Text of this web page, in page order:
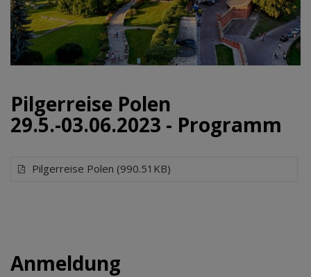
Pilgerreise Polen
29.5.-03.06.2023 - Programm
Pilgerreise Polen (990.51KB)
Anmeldung